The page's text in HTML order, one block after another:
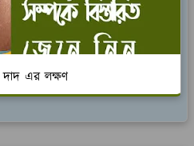
এর লক্ষণ